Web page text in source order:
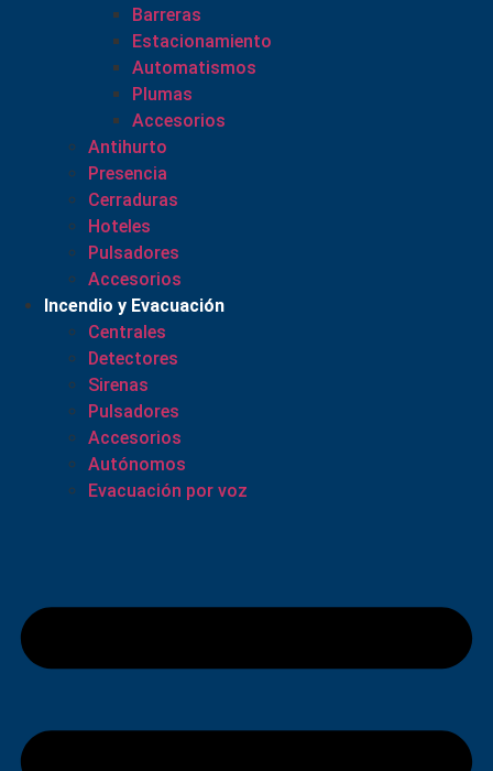
Barreras
Estacionamiento
Automatismos
Plumas
Accesorios
Antihurto
Presencia
Cerraduras
Hoteles
Pulsadores
Accesorios
Incendio y Evacuación
Centrales
Detectores
Sirenas
Pulsadores
Accesorios
Autónomos
Evacuación por voz